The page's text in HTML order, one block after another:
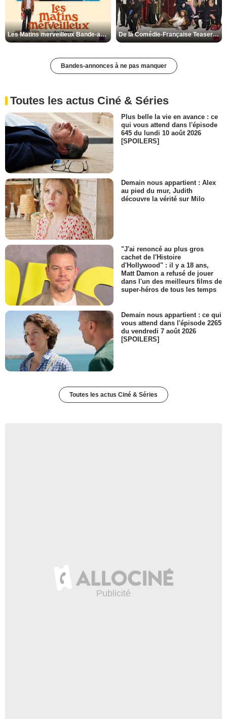
Les Matins merveilleux Bande-annonce VF De la Comédie-Française Teaser VF
Bandes-annonces à ne pas manquer
Toutes les actus Ciné & Séries
Plus belle la vie en avance : ce
qui vous attend dans l'épisode
645 du lundi 10 août 2026
[SPOILERS]
Demain nous appartient : Alex
au pied du mur, Judith
découvre la vérité sur Milo
"J'ai renoncé au plus gros
cachet de l'Histoire
d'Hollywood" : il y a 18 ans,
Matt Damon a refusé de jouer
dans l'un des meilleurs films de
super-héros de tous les temps
Demain nous appartient : ce qui
vous attend dans l'épisode 2265
du vendredi 7 août 2026
[SPOILERS]
Toutes les actus Ciné & Séries